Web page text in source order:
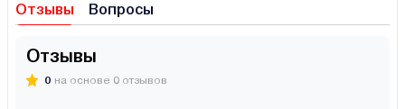
Отзывы Вопросы
Отзывы
0 на основе 0 отзывов